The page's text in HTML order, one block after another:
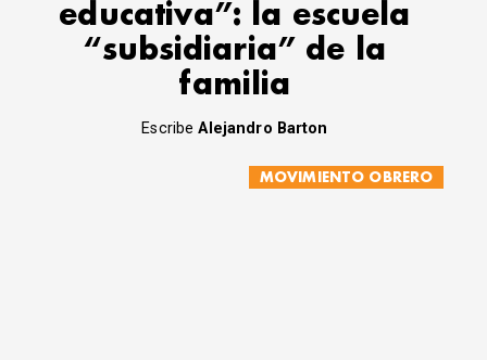
educativa”: la escuela
“subsidiaria” de la
familia
EscribeAlejandro Barton
MOVIMIENTO OBRERO